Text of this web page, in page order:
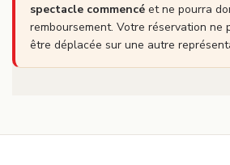
spectacle commencé et ne pourra
remboursement. Votre réservation ne
être déplacée sur une autre